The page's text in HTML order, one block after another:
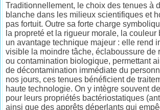
Traditionnellement, le choix des tenues à
blanche dans les milieux scientifiques et
pas fortuit. Outre sa forte charge
la propreté et la rigueur morale, la
un avantage technique majeur : elle rend
visible la moindre tâche, éclaboussure de
ou contamination biologique, permettant
de décontamination immédiate du
nos jours, ces tenues bénéficient de
haute technologie. On y intègre souvent
pour leurs propriétés bactériostatiques
ainsi que des apprêts déperlants qui